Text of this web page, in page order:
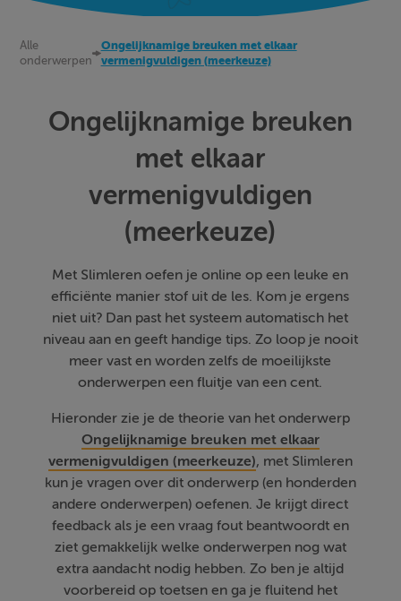
Alle
onderwerpen
Ongelijknamige breuken met elkaar
vermenigvuldigen (meerkeuze)
Ongelijknamige breuken
met elkaar
vermenigvuldigen
(meerkeuze)
Met Slimleren oefen je online op een leuke en
efficiënte manier stof uit de les. Kom je ergens
niet uit? Dan past het systeem automatisch het
niveau aan en geeft handige tips. Zo loop je nooit
meer vast en worden zelfs de moeilijkste
onderwerpen een fluitje van een cent.
Hieronder zie je de theorie van het onderwerp
Ongelijknamige breuken met elkaar
vermenigvuldigen (meerkeuze), met Slimleren
kun je vragen over dit onderwerp (en honderden
andere onderwerpen) oefenen. Je krijgt direct
feedback als je een vraag fout beantwoordt en
ziet gemakkelijk welke onderwerpen nog wat
extra aandacht nodig hebben. Zo ben je altijd
voorbereid op toetsen en ga je fluitend het